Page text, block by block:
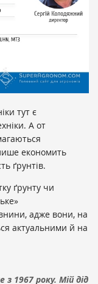
тут є
А от
економить
ґрунтів.
ґрунту чи
адже вони, на
актуальними й на
1967 року. Мій дід